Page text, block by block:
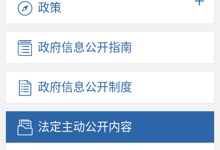
政策
政府信息公开指南
政府信息公开制度
法定主动公开内容